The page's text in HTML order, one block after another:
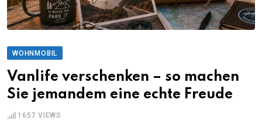
WOHNMOBIL
Vanlife verschenken – so machen
Sie jemandem eine echte Freude
1657 VIEWS